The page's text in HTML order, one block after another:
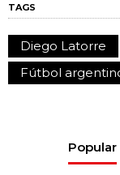
TAGS
Diego Latorre
Fútbol
Popular